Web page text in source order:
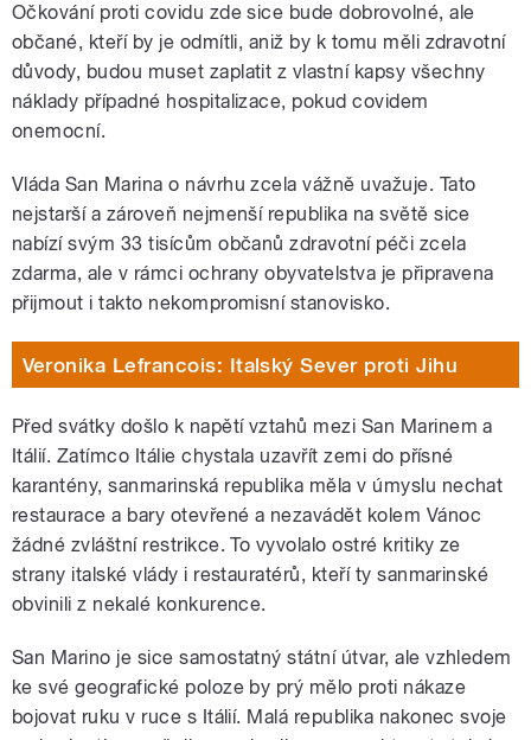
Očkování proti covidu zde sice bude dobrovolné, ale
občané, kteří by je odmítli, aniž by k tomu měli zdravotní
důvody, budou muset zaplatit z vlastní kapsy všechny
náklady případné hospitalizace, pokud covidem
onemocní.
Vláda San Marina o návrhu zcela vážně uvažuje. Tato
nejstarší a zároveň nejmenší republika na světě sice
nabízí svým 33 tisícům občanů zdravotní péči zcela
zdarma, ale v rámci ochrany obyvatelstva je připravena
přijmout i takto nekompromisní stanovisko.
Veronika Lefrancois: Italský Sever proti Jihu
Před svátky došlo k napětí vztahů mezi San Marinem a
Itálií. Zatímco Itálie chystala uzavřít zemi do přísné
karantény, sanmarinská republika měla v úmyslu nechat
restaurace a bary otevřené a nezavádět kolem Vánoc
žádné zvláštní restrikce. To vyvolalo ostré kritiky ze
strany italské vlády i restauratérů, kteří ty sanmarinské
obvinili z nekalé konkurence.
San Marino je sice samostatný státní útvar, ale vzhledem
ke své geografické poloze by prý mělo proti nákaze
bojovat ruku v ruce s Itálií. Malá republika nakonec svoje